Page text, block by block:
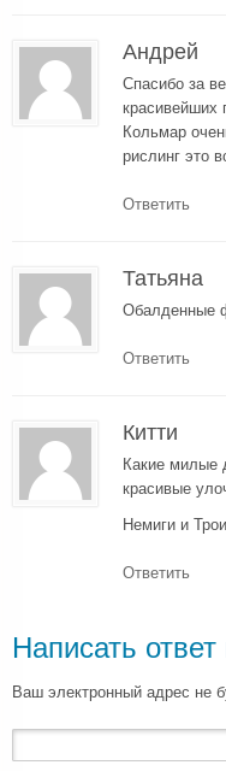
Андрей
Спасибо за
красивейших
Кольмар
рислинг это
Ответить
Татьяна
Обалденные
Ответить
Китти
Какие милые
красивые
Немиги и
Ответить
Написать ответ
Ваш электронный адрес не